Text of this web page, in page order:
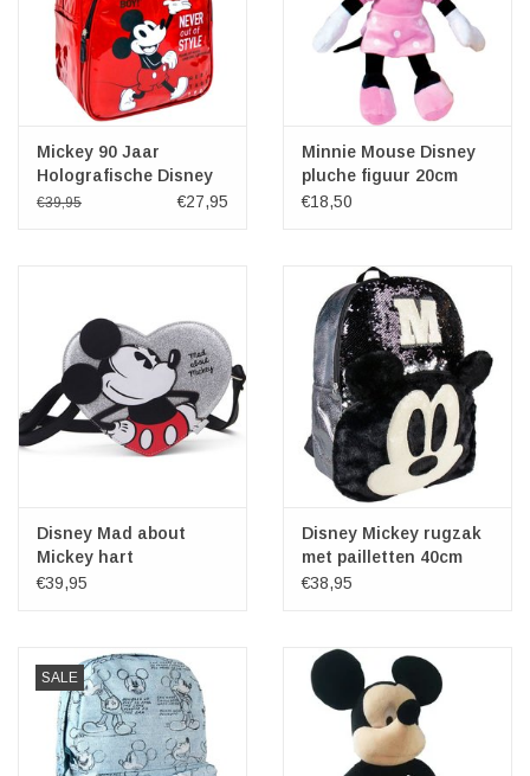
Mickey 90 Jaar
Holografische Disney
rugzak 40cm
€39,95 €27,95
Minnie Mouse Disney
pluche figuur 20cm
€18,50
Disney Mad about
Mickey hart
schoudertasje
€39,95
Disney Mickey rugzak
met pailletten 40cm
(zwart)
€38,95
SALE